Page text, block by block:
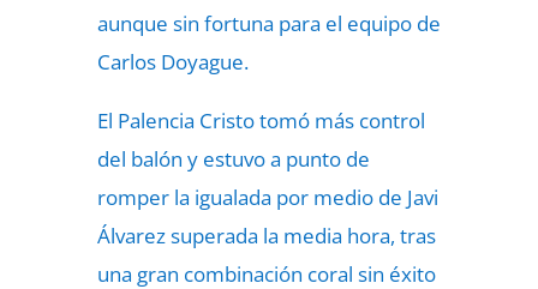
aunque sin fortuna para el equipo de
Carlos Doyague.
El Palencia Cristo tomó más control
del balón y estuvo a punto de
romper la igualada por medio de Javi
Álvarez superada la media hora, tras
una gran combinación coral sin éxito